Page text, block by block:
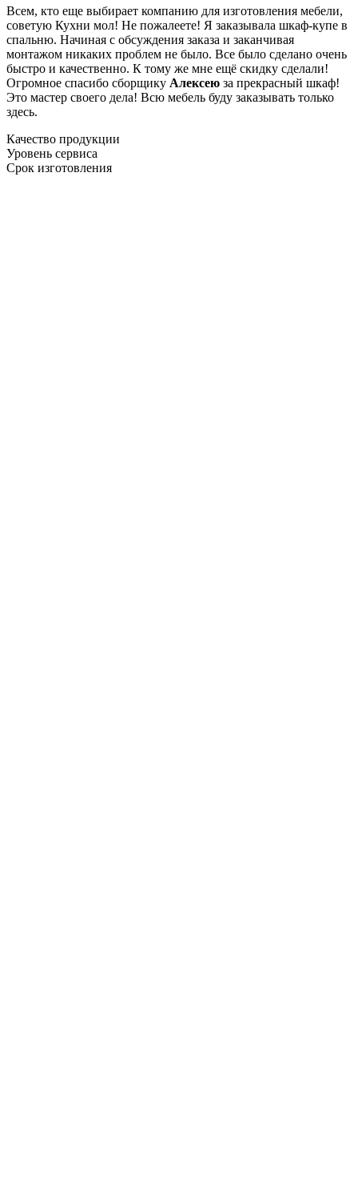
Всем, кто еще выбирает компанию для изготовления мебели,
советую Кухни мол! Не пожалеете! Я заказывала шкаф-купе в
спальню. Начиная с обсуждения заказа и заканчивая
монтажом никаких проблем не было. Все было сделано очень
быстро и качественно. К тому же мне ещё скидку сделали!
Огромное спасибо сборщику Алексею за прекрасный шкаф!
Это мастер своего дела! Всю мебель буду заказывать только
здесь.
Качество продукции
Уровень сервиса
Срок изготовления